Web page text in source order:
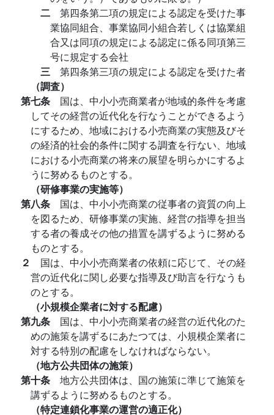
二 第四条第二項の規定による認定を受けた事
業協同組合、事業協同小組合若しくは協業組
合又は同項の規定による認定に係る同項第三
号に規定する会社
三 第四条第三項の規定による認定を受けた者
（調査）
第七条 国は、中小小売商業者が地域的条件を考慮
してその経営の近代化を行なうことができるよう
にするため、地域における小売商業の実態及びそ
の経済的社会的条件に関する調査を行ない、地域
における小売商業の将来の展望を明らかにするよ
うに努めるものとする。
（研修事業の実施等）
第八条 国は、中小小売商業の従事者の資質の向上
を図るため、研修事業の実施、経営の指導を担当
する者の養成その他の措置を講ずるように努める
ものとする。
２ 国は、中小小売商業者の依頼に応じて、その経
営の近代化に関し必要な指導及び助言を行なうも
のとする。
（小規模企業者に対する配慮）
第九条 国は、中小小売商業者の経営の近代化のた
めの施策を講ずるにあたつては、小規模企業者に
対する特別の配慮をしなければならない。
（地方公共団体の施策）
第十条 地方公共団体は、国の施策に準じて施策を
講ずるように努めるものとする。
（特定連鎖化事業の運営の適正化）